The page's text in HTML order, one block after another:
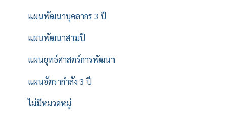
แผนพัฒนาบุคลากร 3 ปี
แผนพัฒนาสามปี
แผนยุทธ์ศาสตร์การพัฒนา
แผนอัตรากำลัง 3 ปี
ไม่มีหมวดหมู่